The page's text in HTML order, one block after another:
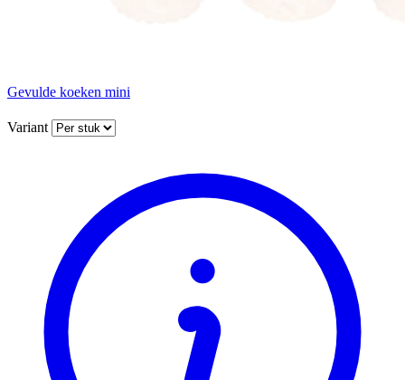
Gevulde koeken mini
Variant